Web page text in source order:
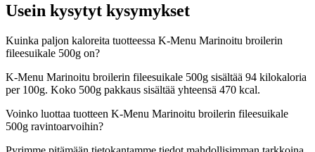
Usein kysytyt kysymykset
Kuinka paljon kaloreita tuotteessa K-Menu Marinoitu broilerin
fileesuikale 500g on?
K-Menu Marinoitu broilerin fileesuikale 500g sisältää 94 kilokaloria
per 100g. Koko 500g pakkaus sisältää yhteensä 470 kcal.
Voinko luottaa tuotteen K-Menu Marinoitu broilerin fileesuikale
500g ravintoarvoihin?